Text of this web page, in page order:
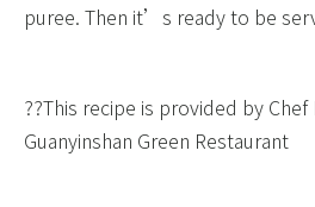
puree. Then it’s ready to be
??This recipe is provided by Chef
Guanyinshan Green Restaurant